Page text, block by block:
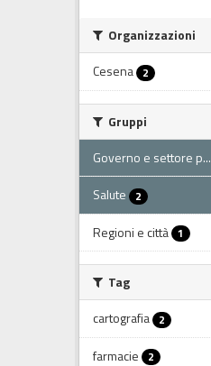
Organizzazioni
Cesena 2
Gruppi
Governo e settore p...
Salute 2
Regioni e città 1
Tag
cartografia 2
farmacie 2